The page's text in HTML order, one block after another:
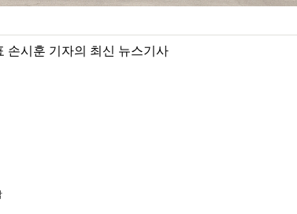
손시훈 기자의 최신 뉴스기사